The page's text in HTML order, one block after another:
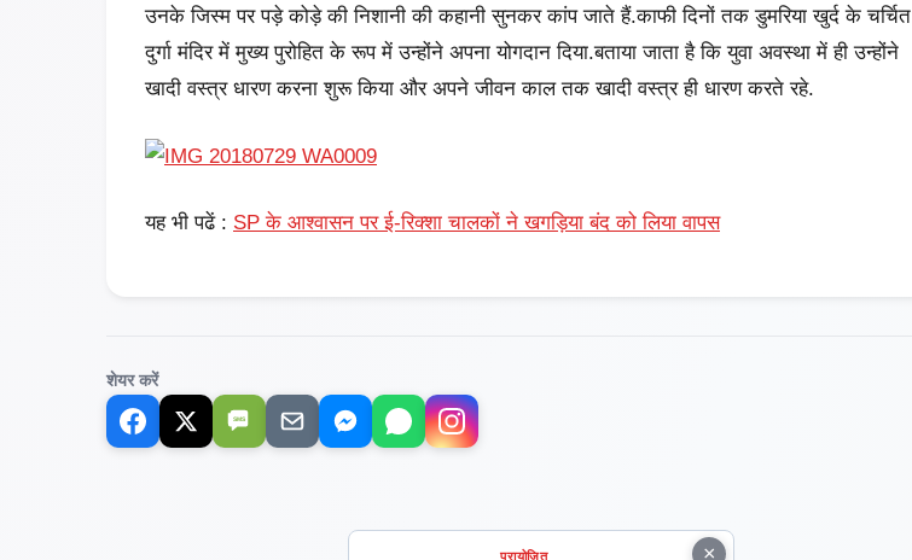
उनके जिस्म पर पड़े कोड़े की निशानी की कहानी सुनकर कांप जाते हैं.काफी दिनों तक डुमरिया खुर्द के चर्चित
दुर्गा मंदिर में मुख्य पुरोहित के रूप में उन्होंने अपना योगदान दिया.बताया जाता है कि युवा अवस्था में ही उन्होंने
खादी वस्त्र धारण करना शुरू किया और अपने जीवन काल तक खादी वस्त्र ही धारण करते रहे.
यह भी पढें : SP के आश्वासन पर ई-रिक्शा चालकों ने खगड़िया बंद को लिया वापस
शेयर करें
SMS
×
प्रायोजित